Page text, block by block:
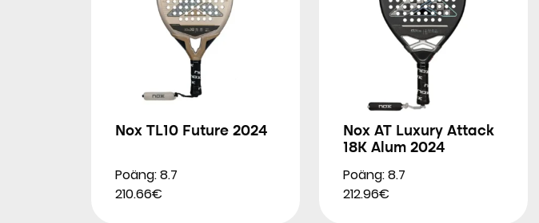
Nox TL10 Future 2024
Poäng: 8.7
210.66€
Nox AT Luxury Attack
18K Alum 2024
Poäng: 8.7
212.96€